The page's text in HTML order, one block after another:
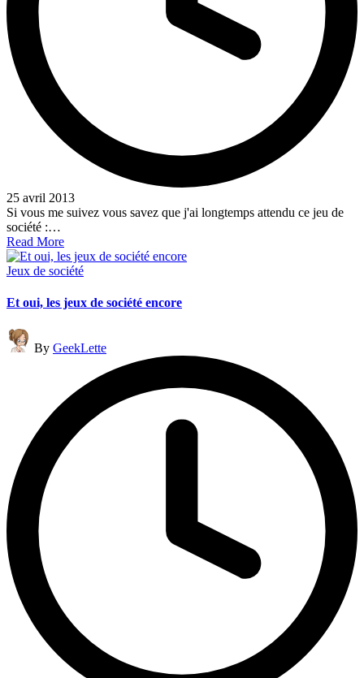
25 avril 2013
Si vous me suivez vous savez que j'ai longtemps attendu ce jeu de
société :…
Read More
Posted
Jeux de société
Et oui, les jeux de société encore
Posted
by
By GeekLette